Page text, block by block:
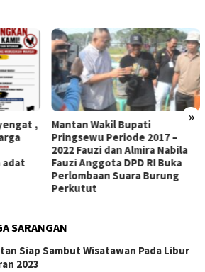
»
–
Nabila
Buka
Waasintel Kasad Brigjen TNI
Ari Peaseya Kunjungi TMMD
ke 129 Bulu Lor
SARANGAN
Siap Sambut Wisatawan Pada Libur
2023